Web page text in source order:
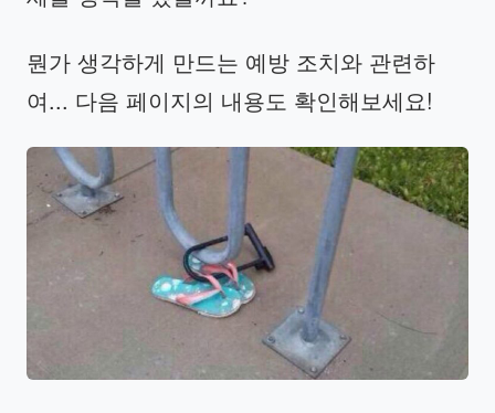
뭔가 생각하게 만드는 예방 조치와 관련하
여... 다음 페이지의 내용도 확인해보세요!